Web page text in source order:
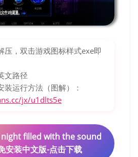
压，双击游戏图标样式exe即
文路径
装运行方法（图解）：
jx/u1dlts5e
night filled with the sound
安装中文版-点击下载